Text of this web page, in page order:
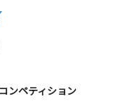
コンペティション